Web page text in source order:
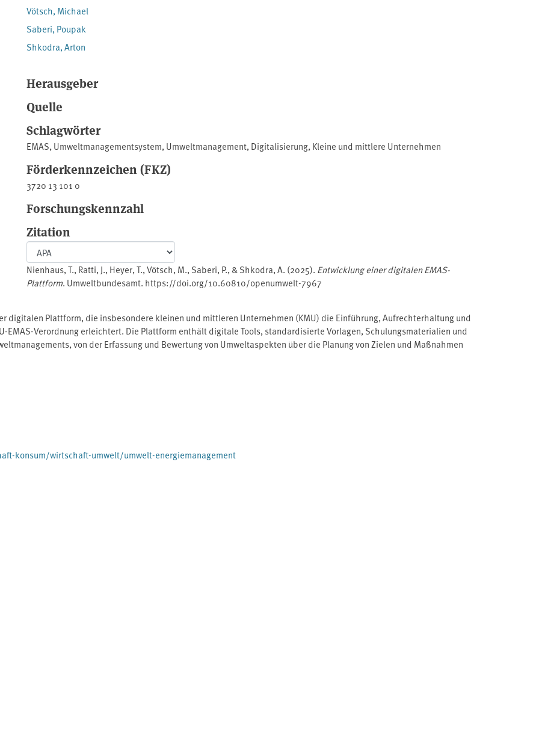
Vötsch, Michael
Saberi, Poupak
Shkodra, Arton
Herausgeber
Quelle
Schlagwörter
EMAS, Umweltmanagementsystem, Umweltmanagement, Digitalisierung, Kleine und mittlere Unternehmen
Förderkennzeichen (FKZ)
3720 13 101 0
Forschungskennzahl
Zitation
Nienhaus, T., Ratti, J., Heyer, T., Vötsch, M., Saberi, P., & Shkodra, A. (2025). Entwicklung einer digitalen EMAS-
Plattform. Umweltbundesamt. https://doi.org/10.60810/openumwelt-7967
digitalen Plattform, die insbesondere kleinen und mittleren Unternehmen (KMU) die Einführung, Aufrechterhaltung und
EMAS-Verordnung erleichtert. Die Plattform enthält digitale Tools, standardisierte Vorlagen, Schulungsmaterialien und
von der Erfassung und Bewertung von Umweltaspekten über die Planung von Zielen und Maßnahmen
der Bericht konkrete Vorschläge zur regelmäßigen Aktualisierung der EMAS-Plattform und gibt einen Ausblick auf
konsum/wirtschaft-umwelt/umwelt-energiemanagement